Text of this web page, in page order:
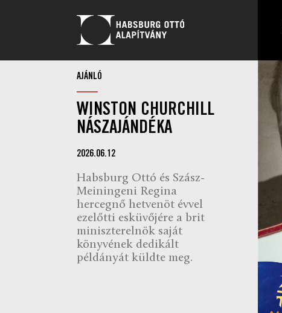
AJÁNLÓ
WINSTON CHURCHILL
NÁSZAJÁNDÉKA
2026.06.12
Habsburg Ottó és Szász-
Meiningeni Regina
hercegnő hetvenöt évvel
ezelőtti esküvőjére a brit
miniszterelnök saját
könyvének dedikált
példányát küldte meg.